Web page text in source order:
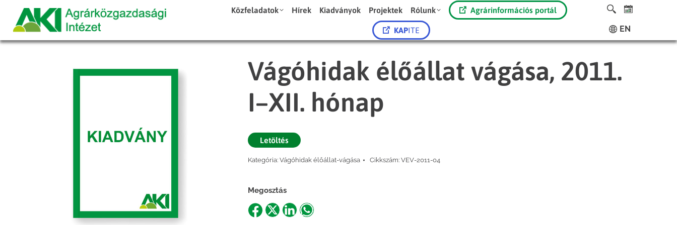
Közfeladatok Hírek Kiadványok Projektek Rólunk Agrárinformációs portál
KAPITE EN
Vágóhidak élőállat vágása, 2011.
I–XII. hónap
Letöltés
Kategória: Vágóhidak élőállat-vágása Cikkszám: VEV-2011-04
Megosztás
ShareShareShareShare